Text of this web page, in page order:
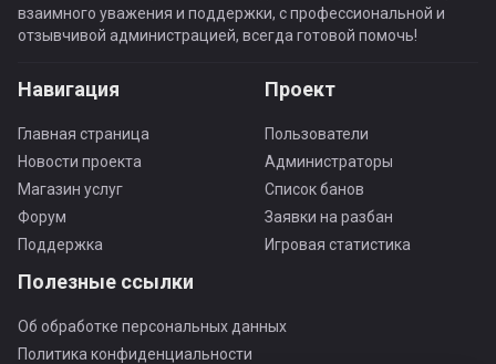
взаимного уважения и поддержки, с профессиональной и
отзывчивой администрацией, всегда готовой помочь!
Навигация
Главная страница
Новости проекта
Магазин услуг
Форум
Поддержка
Проект
Пользователи
Администраторы
Список банов
Заявки на разбан
Игровая статистика
Полезные ссылки
Об обработке персональных данных
Политика конфиденциальности